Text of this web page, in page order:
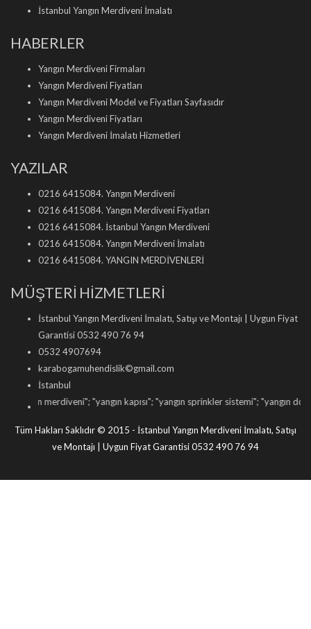
İstanbul Yangın Merdiveni İmalatı
HABERLER
Yangın Merdiveni Firmaları
Yangın Merdiveni Fiyatları
Yangın Merdiveni Model ve Fiyatları Sayfasıdır
Yangın Merdiveni Fiyatları
Yangın Merdiveni İmalatı Hizmetleri
YAZILAR
0216 6415084. Yangın Merdiveni
0216 6415084. Yangın Merdiveni Fiyatları
0216 6415084. İstanbul Yangın Merdiveni
0216 6415084. Yangın Merdiveni İmalatı
0216 6415084. YANGIN MERDİVENLERİ
MÜŞTERİ HİZMETLERİ
İstanbul Yangın Merdiveni İmalatı, Satışı ve Montajı | Uygun Fiyat
Garantisi 0532 490 76 94
0532 4907694
karabogamuhendislik©gmail.com
İstanbul
merdiveni"; "yangın kapısı"; "yangın sprinkler sistemi"; "yangın dolabı
Tüm Hakları Saklıdır © 2015 - İstanbul Yangın Merdiveni İmalatı, Satışı
ve Montajı | Uygun Fiyat Garantisi 0532 490 76 94